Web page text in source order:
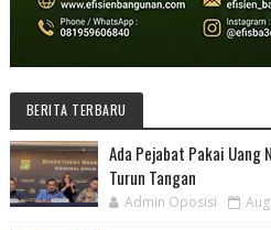
BERITA TERBARU
Ada Pejabat Pakai Uang
Turun Tangan
Admin Oposisi